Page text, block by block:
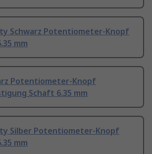
Schwarz Potentiometer-Knopf
mm
Potentiometer-Knopf
Schaft 6.35 mm
Silber Potentiometer-Knopf
mm